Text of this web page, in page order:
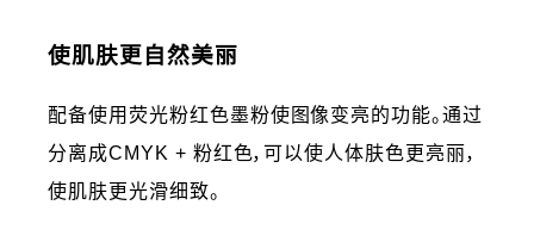
使肌肤更自然美丽
配备使用荧光粉红色墨粉使图像变亮的功能。通过
分离成CMYK + 粉红色，可以使人体肤色更亮丽，
使肌肤更光滑细致。